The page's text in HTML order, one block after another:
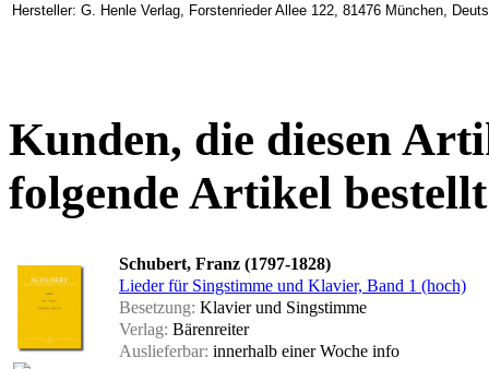
Hersteller: G. Henle Verlag, Forstenrieder Allee 122, 81476 München,
Kunden, die diesen
folgende Artikel
Schubert, Franz (1797-1828)
Lieder für Singstimme und Klavier, Band 1 (hoch)
Besetzung: Klavier und Singstimme
Verlag: Bärenreiter
Auslieferbar: innerhalb einer Woche info